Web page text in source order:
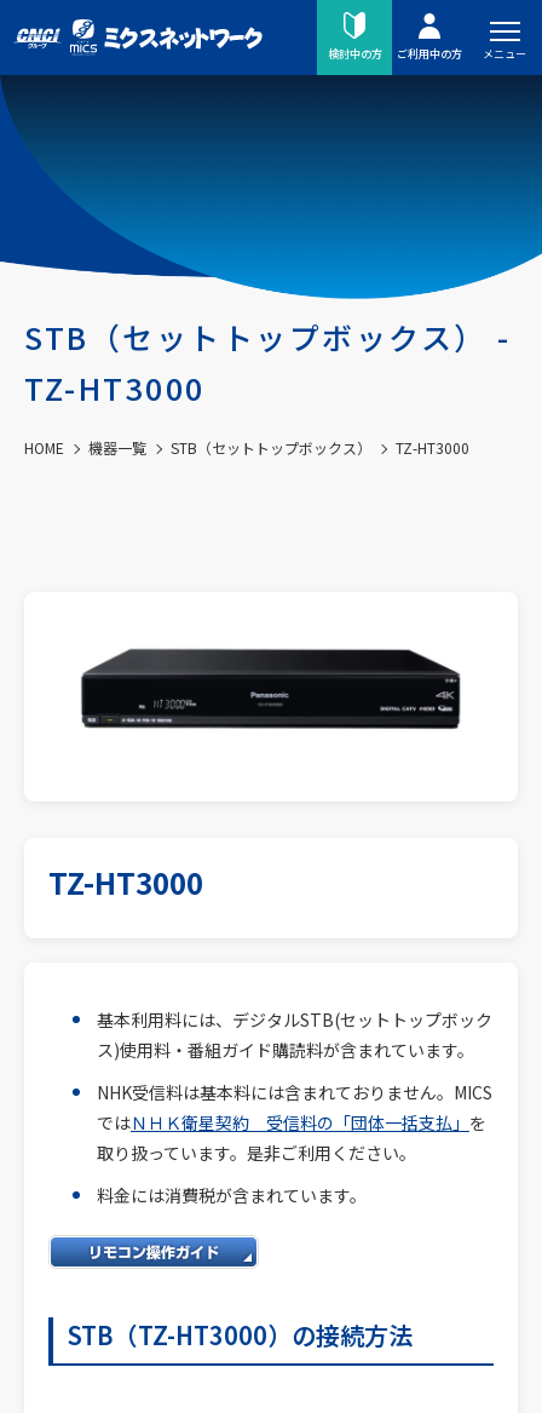
検討中の方 ご利用中の方 メニュー
STB（セットトップボックス） -
TZ-HT3000
HOME 機器一覧 STB（セットトップボックス） TZ-HT3000
TZ-HT3000
基本利用料には、デジタルSTB(セットトップボック
ス)使用料・番組ガイド購読料が含まれています。
NHK受信料は基本料には含まれておりません。MICS
ではＮＨＫ衛星契約 受信料の「団体一括支払」 を
取り扱っています。是非ご利用ください。
料金には消費税が含まれています。
STB（TZ-HT3000）の接続方法